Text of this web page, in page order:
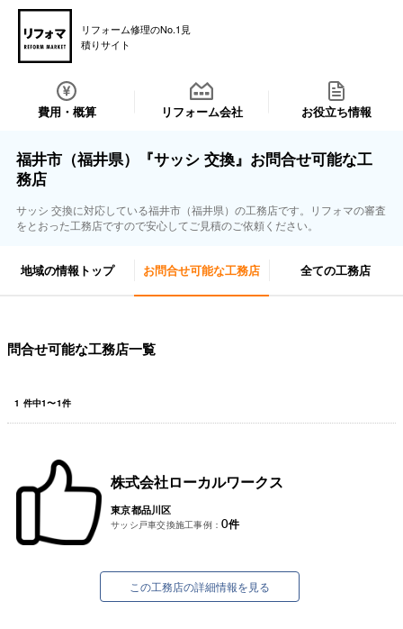
リフォーム修理のNo.1見
積りサイト
費用・概算 リフォーム会社 お役立ち情報
福井市（福井県）『サッシ 交換』お問合せ可能な工
務店
サッシ 交換に対応している福井市（福井県）の工務店です。リフォマの審査
をとおった工務店ですので安心してご見積のご依頼ください。
地域の情報トップ お問合せ可能な工務店 全ての工務店
問合せ可能な工務店一覧
1 件中1〜1件
株式会社ローカルワークス
東京都品川区
サッシ戸車交換施工事例： 0件
この工務店の詳細情報を見る